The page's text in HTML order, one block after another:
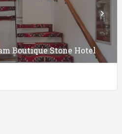
Boutique Stone Hotel